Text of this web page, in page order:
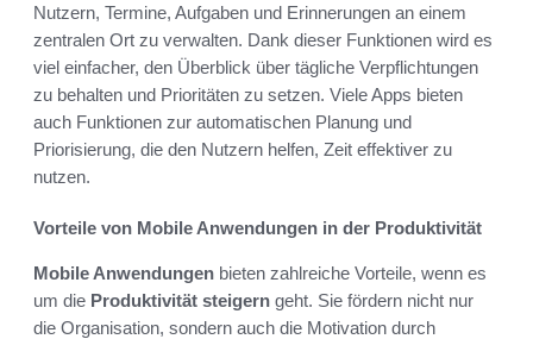
Nutzern, Termine, Aufgaben und Erinnerungen an einem
zentralen Ort zu verwalten. Dank dieser Funktionen wird es
viel einfacher, den Überblick über tägliche Verpflichtungen
zu behalten und Prioritäten zu setzen. Viele Apps bieten
auch Funktionen zur automatischen Planung und
Priorisierung, die den Nutzern helfen, Zeit effektiver zu
nutzen.
Vorteile von Mobile Anwendungen in der Produktivität
Mobile Anwendungen bieten zahlreiche Vorteile, wenn es
um die Produktivität steigern geht. Sie fördern nicht nur
die Organisation, sondern auch die Motivation durch